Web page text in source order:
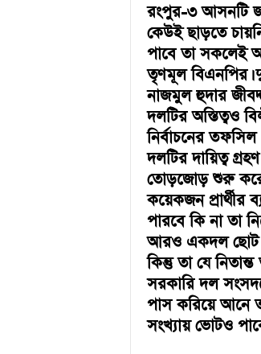
রংপুর-৩ আসনটি
কেউই ছাড়তে
পাবে তা সকলেই
তৃণমূল বিএনপির।
নাজমুল হুদার
দলটির অস্তিত্বও
নির্বাচনের
দলটির দায়িত্ব
তোড়জোড় শুরু
কয়েকজন প্রার্থীর
পারবে কি না তা
আরও একদল ছোট
কিন্তু তা যে
সরকারি দল
পাস করিয়ে আনে
সংখ্যায় ভোটও